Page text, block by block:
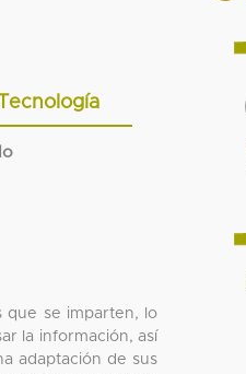
que se imparten, lo
la información, así
adaptación de sus